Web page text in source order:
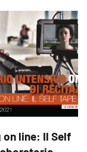
on line: Il Self